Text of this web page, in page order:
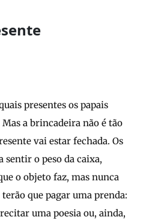
presentes os papais
a brincadeira não é tão
vai estar fechada. Os
sentir o peso da caixa,
o objeto faz, mas nunca
que pagar uma prenda:
uma poesia ou, ainda,